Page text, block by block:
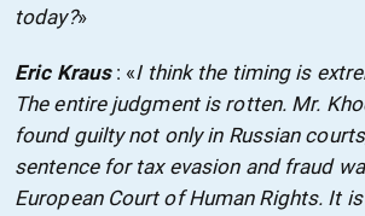
today?»
Eric Kraus: «I think the timing is
The entire judgment is rotten. Mr.
found guilty not only in Russian
sentence for tax evasion and fraud
European Court of Human Rights. It